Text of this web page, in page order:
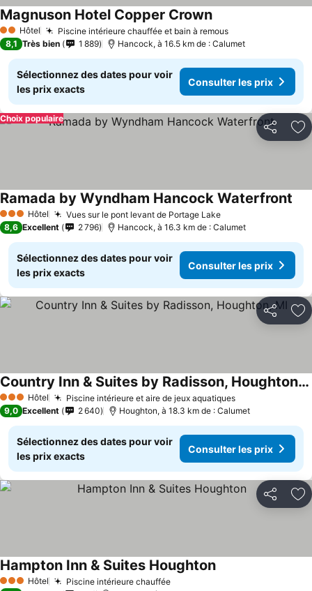
2 Étoiles
Hôtel Piscine intérieure chauffée et bain à remous
Magnuson Hotel Copper Crown
8,1 Très bien 1 889 Hancock, à 16.5 km de : Calumet
Sélectionnez des dates pour voir
les prix exacts
Consulter les prix
Partager
Choix populaire
3 ÉtoilesHôtel Vues sur le pont levant de Portage Lake
Ramada by Wyndham Hancock Waterfront
8,6 Excellent 2 796 Hancock, à 16.3 km de : Calumet
Sélectionnez des dates pour voir
les prix exacts
Consulter les prix
Partager
3 ÉtoilesHôtel Piscine intérieure et aire de jeux aquatiques
Country Inn & Suites by Radisson, Houghton, MI
9,0 Excellent 2 640 Houghton, à 18.3 km de : Calumet
Sélectionnez des dates pour voir
les prix exacts
Consulter les prix
Partager
3 ÉtoilesHôtel Piscine intérieure chauffée
Hampton Inn & Suites Houghton